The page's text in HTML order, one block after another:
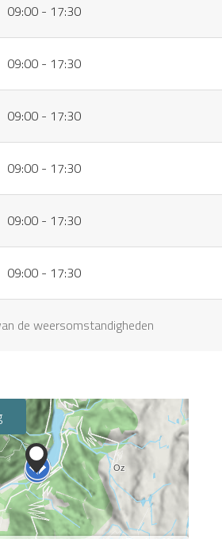
09:00 - 17:30
09:00 - 17:30
09:00 - 17:30
09:00 - 17:30
09:00 - 17:30
09:00 - 17:30
de weersomstandigheden